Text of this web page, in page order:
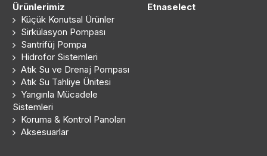
Ürünlerimiz
Küçük Konutsal Ürünler
Sirkülasyon Pompası
Santrifüj Pompa
Hidrofor Sistemleri
Atık Su ve Drenaj Pompası
Atık Su Tahliye Ünitesi
Yangınla Mücadele
Sistemleri
Koruma & Kontrol Panoları
Aksesuarlar
Etnaselect